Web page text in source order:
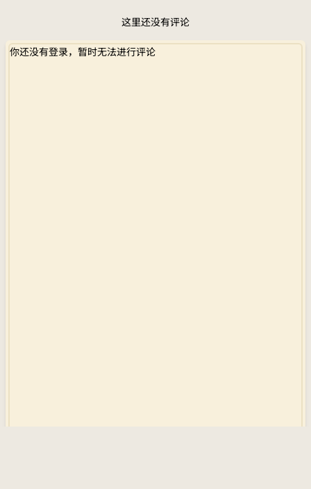
这里还没有评论
你还没有登录，暂时无法进行评论